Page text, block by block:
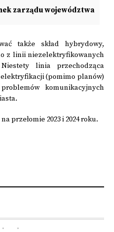
zarządu województwa
także skład hybrydowy,
z linii niezelektryfikowanych
linia przechodząca
(pomimo planów)
komunikacyjnych
przełomie 2023 i 2024 roku.